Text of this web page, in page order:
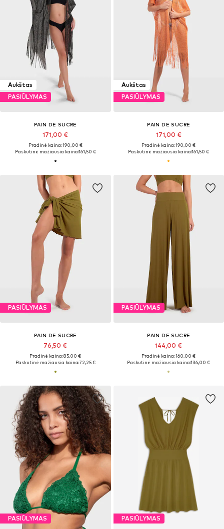
Aukštas
PASIŪLYMAS
PAIN DE SUCRE
171,00 €
Pradinė kaina: 190,00 €
Paskutinė mažiausia kaina:161,50 €
Aukštas
PASIŪLYMAS
PAIN DE SUCRE
171,00 €
Pradinė kaina: 190,00 €
Paskutinė mažiausia kaina:161,50 €
PASIŪLYMAS
PAIN DE SUCRE
76,50 €
Pradinė kaina: 85,00 €
Paskutinė mažiausia kaina:72,25 €
PASIŪLYMAS
PAIN DE SUCRE
144,00 €
Pradinė kaina: 160,00 €
Paskutinė mažiausia kaina:136,00 €
PASIŪLYMAS PASIŪLYMAS